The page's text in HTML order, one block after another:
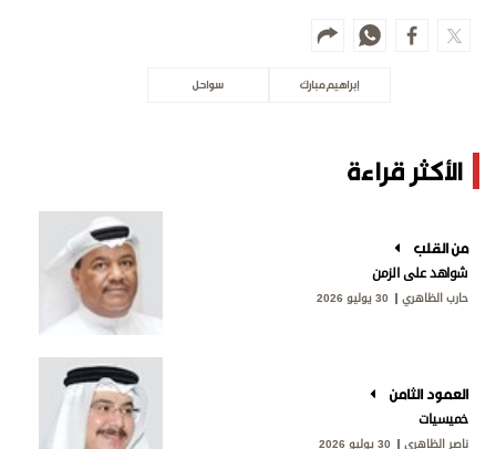
إبراهيم مبارك سواحل
الأكثر قراءة
من القلب
شواهد على الزمن
حارب الظاهري 30 يوليو 2026
العمود الثامن
خميسيات
ناصر الظاهري 30 يوليو 2026